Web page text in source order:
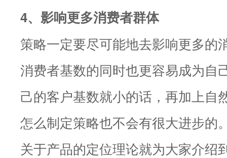
4、影响更多消费者群体
策略一定要尽可能地去影响更多的
消费者基数的同时也更容易成为自
己的客户基数就小的话，再加上自
怎么制定策略也不会有很大进步的
关于产品的定位理论就为大家介绍